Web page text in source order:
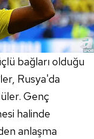
bağları olduğu
Rusya'da
Genç
halinde
anlaşma